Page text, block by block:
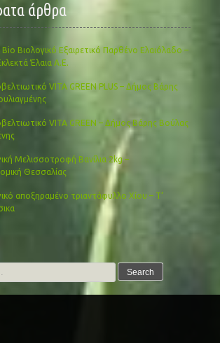
άρθρα
Βιολογικό Εξαιρετικό Παρθένο Ελαιόλαδο –
Έλαια Α.Ε.
VITA GREEN PLUS – Δήμος Βάρης
VITA GREEN – Δήμος Βάρης Βούλας
Μελισσοτροφή Βανίλια 2kg –
Θεσσαλίας
αποξηραμένο τριαντάφυλλο Χίου – Τ’